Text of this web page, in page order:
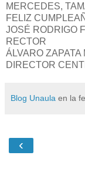
MERCEDES,
FELIZ
JOSÉ RODRIGO
RECTOR
ÁLVARO ZAPATA
DIRECTOR
Blog Unaula en la
‹